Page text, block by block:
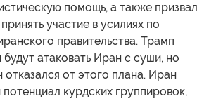
помощь, а также призвал
участие в усилиях по
правительства. Трамп
будут атаковать Иран с суши, но
от этого плана. Иран
курдских группировок,